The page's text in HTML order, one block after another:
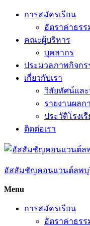
Skip
การสมัครเรียน
อัตราค่าธรร
คณะผู้บริหาร
บุคลากร
ประมวลภาพกิจกร
เกี่ยวกับเรา
วิสัยทัศน์แล
รายงานผลก
ประวัติโรงเ
ติดต่อเรา
อัสสัมชัญคอนแวนต์ลพบุ
Menu
การสมัครเรียน
อัตราค่าธรร